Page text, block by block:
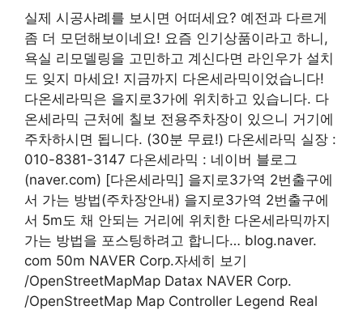
실제 시공사례를 보시면 어떠세요? 예전과 다르게
좀 더 모던해보이네요! 요즘 인기상품이라고 하니,
욕실 리모델링을 고민하고 계신다면 라인우가 설치
도 잊지 마세요! 지금까지 다온세라믹이었습니다!
다온세라믹은 을지로3가에 위치하고 있습니다. 다
온세라믹 근처에 칠보 전용주차장이 있으니 거기에
주차하시면 됩니다. (30분 무료!) 다온세라믹 실장 :
010-8381-3147 다온세라믹 : 네이버 블로그
(naver.com) [다온세라믹] 을지로3가역 2번출구에
서 가는 방법(주차장안내) 을지로3가역 2번출구에
서 5m도 채 안되는 거리에 위치한 다온세라믹까지
가는 방법을 포스팅하려고 합니다… blog.naver.
com 50m NAVER Corp.자세히 보기
/OpenStreetMapMap Datax NAVER Corp.
/OpenStreetMap Map Controller Legend Real